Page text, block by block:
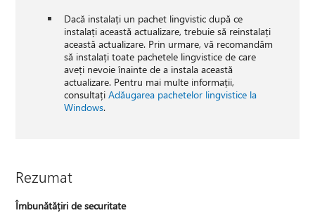
Dacă instalați un pachet lingvistic după ce
instalați această actualizare, trebuie să reinstalați
această actualizare. Prin urmare, vă recomandăm
să instalați toate pachetele lingvistice de care
aveți nevoie înainte de a instala această
actualizare. Pentru mai multe informații,
consultați Adăugarea pachetelor lingvistice la
Windows.
Rezumat
Îmbunătățiri de securitate